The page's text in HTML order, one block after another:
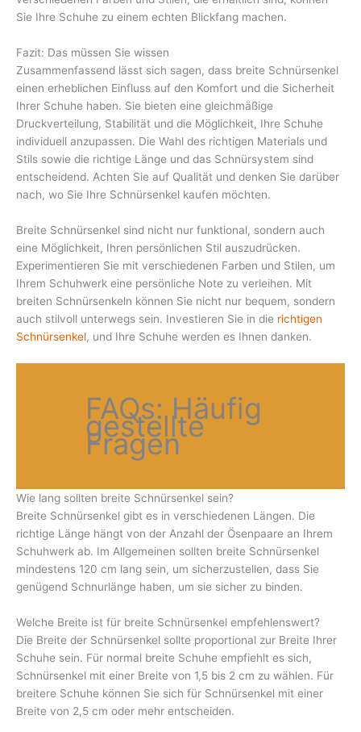
Sie Ihre Schuhe zu einem echten Blickfang machen.
Fazit: Das müssen Sie wissen
Zusammenfassend lässt sich sagen, dass breite Schnürsenkel
einen erheblichen Einfluss auf den Komfort und die Sicherheit
Ihrer Schuhe haben. Sie bieten eine gleichmäßige
Druckverteilung, Stabilität und die Möglichkeit, Ihre Schuhe
individuell anzupassen. Die Wahl des richtigen Materials und
Stils sowie die richtige Länge und das Schnürsystem sind
entscheidend. Achten Sie auf Qualität und denken Sie darüber
nach, wo Sie Ihre Schnürsenkel kaufen möchten.
Breite Schnürsenkel sind nicht nur funktional, sondern auch
eine Möglichkeit, Ihren persönlichen Stil auszudrücken.
Experimentieren Sie mit verschiedenen Farben und Stilen, um
Ihrem Schuhwerk eine persönliche Note zu verleihen. Mit
breiten Schnürsenkeln können Sie nicht nur bequem, sondern
auch stilvoll unterwegs sein. Investieren Sie in die richtigen
Schnürsenkel, und Ihre Schuhe werden es Ihnen danken.
FAQs: Häufig
gestellte
Fragen
Wie lang sollten breite Schnürsenkel sein?
Breite Schnürsenkel gibt es in verschiedenen Längen. Die
richtige Länge hängt von der Anzahl der Ösenpaare an Ihrem
Schuhwerk ab. Im Allgemeinen sollten breite Schnürsenkel
mindestens 120 cm lang sein, um sicherzustellen, dass Sie
genügend Schnurlänge haben, um sie sicher zu binden.
Welche Breite ist für breite Schnürsenkel empfehlenswert?
Die Breite der Schnürsenkel sollte proportional zur Breite Ihrer
Schuhe sein. Für normal breite Schuhe empfiehlt es sich,
Schnürsenkel mit einer Breite von 1,5 bis 2 cm zu wählen. Für
breitere Schuhe können Sie sich für Schnürsenkel mit einer
Breite von 2,5 cm oder mehr entscheiden.